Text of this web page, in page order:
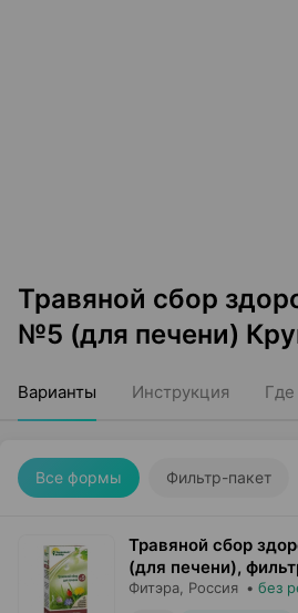
Травяной сбор
№5 (для печени)
Варианты Инструкция Где
Все формы Фильтр-пакет
Травяной сбор
(для печени),
Фитэра , Россия • без